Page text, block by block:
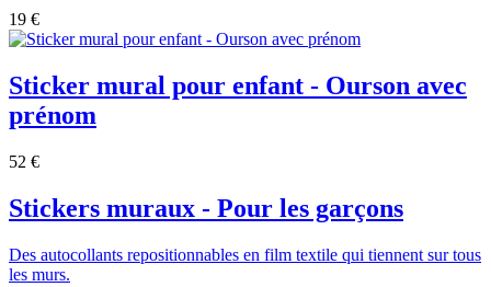
19 €
Sticker mural pour enfant - Ourson avec
prénom
52 €
Stickers muraux - Pour les garçons
Des autocollants repositionnables en film textile qui tiennent sur tous
les murs.